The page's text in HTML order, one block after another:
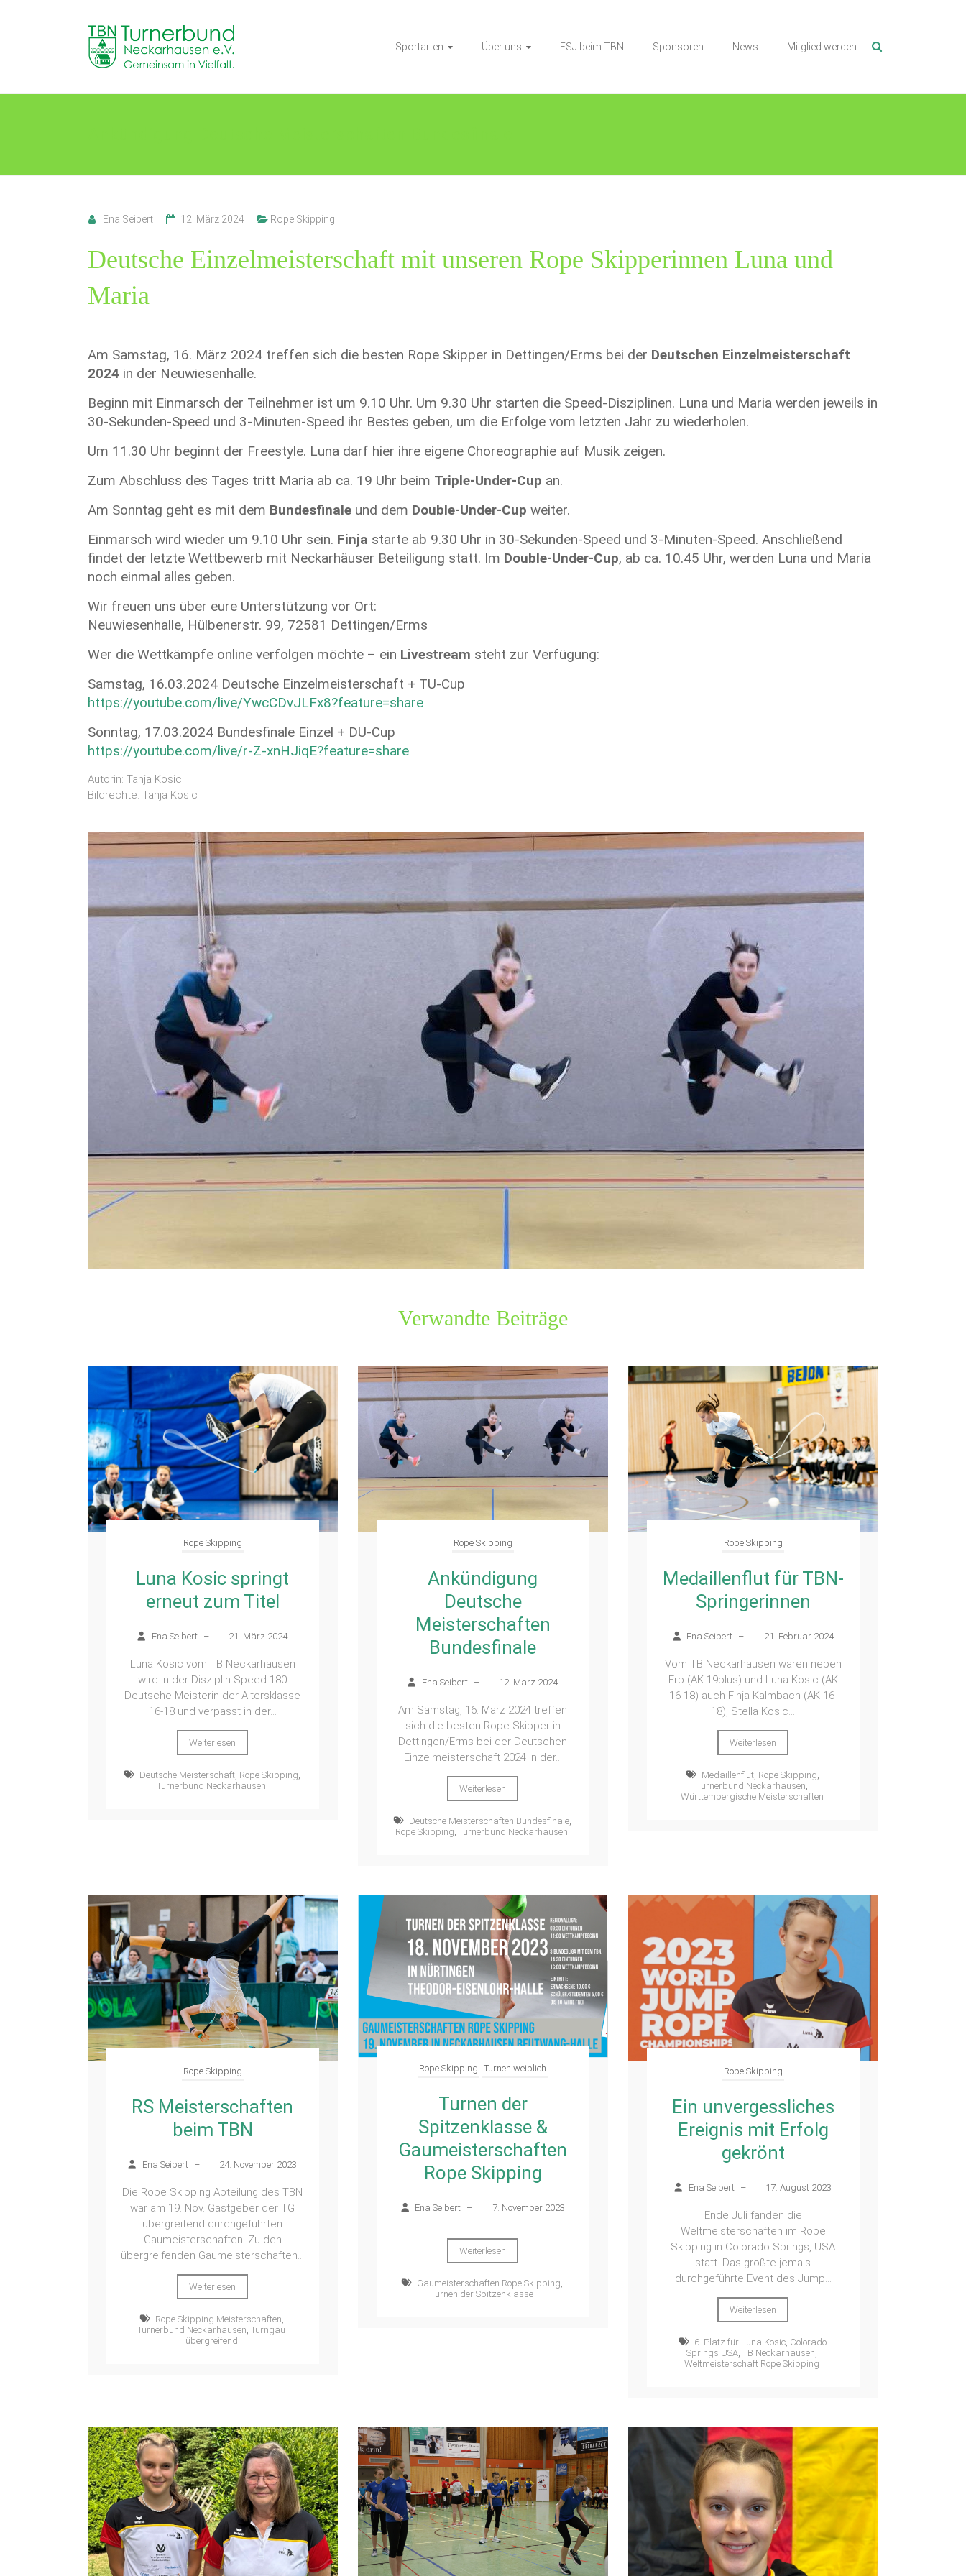
TB
Neckarhausen
in
Sportarten Über uns FSJ beim TBN Sponsoren News Mitglied werden
Ena Seibert 12. März 2024 Rope Skipping
Deutsche Einzelmeisterschaft mit unseren Rope Skipperinnen Luna und
Maria
Am Samstag, 16. März 2024 treffen sich die besten Rope Skipper in Dettingen/Erms bei der Deutschen Einzelmeisterschaft
2024 in der Neuwiesenhalle.
Beginn mit Einmarsch der Teilnehmer ist um 9.10 Uhr. Um 9.30 Uhr starten die Speed-Disziplinen. Luna und Maria werden jeweils in
30-Sekunden-Speed und 3-Minuten-Speed ihr Bestes geben, um die Erfolge vom letzten Jahr zu wiederholen.
Um 11.30 Uhr beginnt der Freestyle. Luna darf hier ihre eigene Choreographie auf Musik zeigen.
Zum Abschluss des Tages tritt Maria ab ca. 19 Uhr beim Triple-Under-Cup an.
Am Sonntag geht es mit dem Bundesfinale und dem Double-Under-Cup weiter.
Einmarsch wird wieder um 9.10 Uhr sein. Finja starte ab 9.30 Uhr in 30-Sekunden-Speed und 3-Minuten-Speed. Anschließend
findet der letzte Wettbewerb mit Neckarhäuser Beteiligung statt. Im Double-Under-Cup, ab ca. 10.45 Uhr, werden Luna und Maria
noch einmal alles geben.
Wir freuen uns über eure Unterstützung vor Ort:
Neuwiesenhalle, Hülbenerstr. 99, 72581 Dettingen/Erms
Wer die Wettkämpfe online verfolgen möchte – ein Livestream steht zur Verfügung:
Samstag, 16.03.2024 Deutsche Einzelmeisterschaft + TU-Cup
https://youtube.com/live/YwcCDvJLFx8?feature=share
Sonntag, 17.03.2024 Bundesfinale Einzel + DU-Cup
https://youtube.com/live/r-Z-xnHJiqE?feature=share
Autorin: Tanja Kosic
Bildrechte: Tanja Kosic
Verwandte Beiträge
Rope Skipping
Luna Kosic springt
erneut zum Titel
Ena Seibert – 21. März 2024
Luna Kosic vom TB Neckarhausen
wird in der Disziplin Speed 180
Deutsche Meisterin der Altersklasse
16-18 und verpasst in der...
Weiterlesen
Deutsche Meisterschaft, Rope Skipping
Turnerbund Neckarhausen
Rope Skipping
Ankündigung
Deutsche
Meisterschaften
Bundesfinale
Ena Seibert – 12. März 2024
Am Samstag, 16. März 2024 treffen
sich die besten Rope Skipper in
Dettingen/Erms bei der Deutschen
Einzelmeisterschaft 2024 in der...
Weiterlesen
Deutsche Meisterschaften Bundesfinale,
Rope Skipping ,Turnerbund Neckarhausen
Rope Skipping
Medaillenflut für TBN-
Springerinnen
Ena Seibert – 21. Februar 2024
Vom TB Neckarhausen waren neben
Erb (AK 19plus) und Luna Kosic (AK
16-18) auch Finja Kalmbach (AK 16-
18), Stella Kosic...
Weiterlesen
Medaillenflut, Rope Skipping
Turnerbund Neckarhausen
Württembergische Meisterschaften
Rope Skipping
RS Meisterschaften
beim TBN
Ena Seibert – 24. November 2023
Die Rope Skipping Abteilung des TBN
war am 19. Nov. Gastgeber der TG
übergreifend durchgeführten
Gaumeisterschaften. Zu den
übergreifenden Gaumeisterschaften...
Weiterlesen
Rope Skipping Meisterschaften,
Turnerbund Neckarhausen,Turngau
übergreifend
Rope Skipping Turnen weiblich
Turnen der
Spitzenklasse &
Gaumeisterschaften
Rope Skipping
Ena Seibert – 7. November 2023
Weiterlesen
Gaumeisterschaften Rope Skipping
Turnen der Spitzenklasse
Rope Skipping
Ein unvergessliches
Ereignis mit Erfolg
gekrönt
Ena Seibert – 17. August 2023
Ende Juli fanden die
Weltmeisterschaften im Rope
Skipping in Colorado Springs, USA
statt. Das größte jemals
durchgeführte Event des Jump...
Weiterlesen
6. Platz für Luna Kosic, Colorado
Springs USA,TB Neckarhausen,
Weltmeisterschaft Rope Skipping